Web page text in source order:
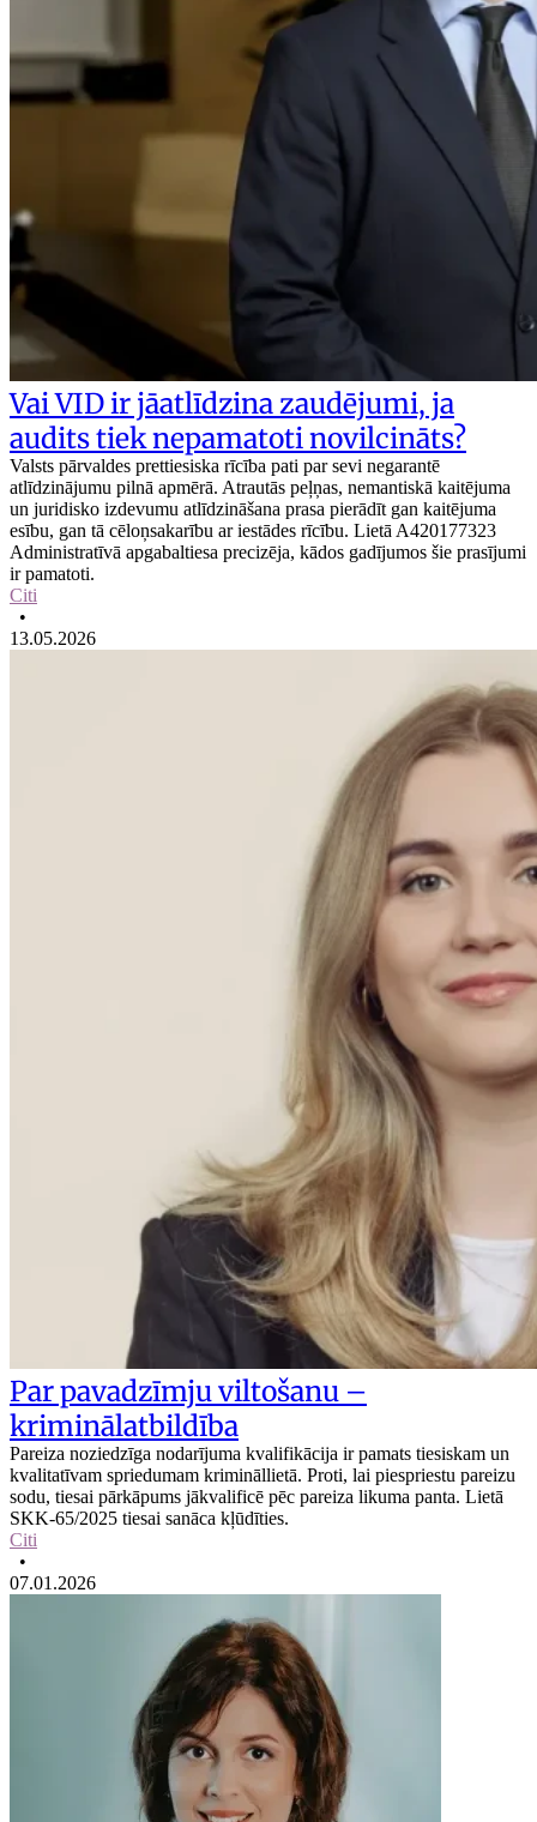
Vai VID ir jāatlīdzina zaudējumi, ja
audits tiek nepamatoti novilcināts?
Valsts pārvaldes prettiesiska rīcība pati par sevi negarantē
atlīdzinājumu pilnā apmērā. Atrautās peļņas, nemantiskā kaitējuma
un juridisko izdevumu atlīdzināšana prasa pierādīt gan kaitējuma
esību, gan tā cēloņsakarību ar iestādes rīcību. Lietā A420177323
Administratīvā apgabaltiesa precizēja, kādos gadījumos šie prasījumi
ir pamatoti.
Citi
•
13.05.2026
Par pavadzīmju viltošanu –
kriminālatbildība
Pareiza noziedzīga nodarījuma kvalifikācija ir pamats tiesiskam un
kvalitatīvam spriedumam krimināllietā. Proti, lai piespriestu pareizu
sodu, tiesai pārkāpums jākvalificē pēc pareiza likuma panta. Lietā
SKK-65/2025 tiesai sanāca kļūdīties.
Citi
•
07.01.2026